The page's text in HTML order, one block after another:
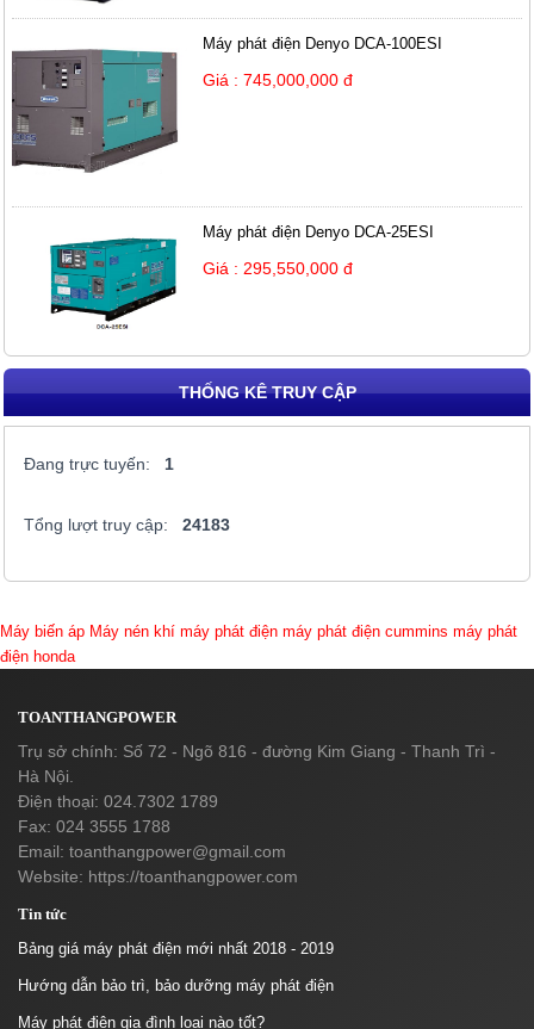
Máy phát điện Denyo DCA-100ESI
Giá : 745,000,000 đ
Máy phát điện Denyo DCA-25ESI
Giá : 295,550,000 đ
THỐNG KÊ TRUY CẬP
Đang trực tuyến: 1
Tổng lượt truy cập: 24183
Máy biến áp Máy nén khí máy phát điện máy phát điện cummins máy phát
điện honda
TOANTHANGPOWER
Trụ sở chính: Số 72 - Ngõ 816 - đường Kim Giang - Thanh Trì -
Hà Nội.
Điện thoại: 024.7302 1789
Fax: 024 3555 1788
Email: toanthangpower@gmail.com
Website: https://toanthangpower.com
Tin tức
Bảng giá máy phát điện mới nhất 2018 - 2019
Hướng dẫn bảo trì, bảo dưỡng máy phát điện
Máy phát điện gia đình loại nào tốt?